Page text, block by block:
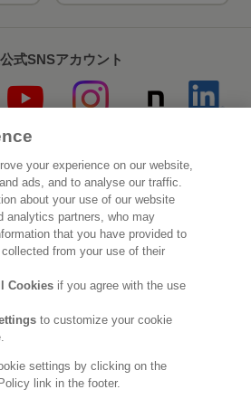
式SNSアカウント
花王について
イノベーション
投資家情報
採用情報
リティ 個人情報保護方針
your experience on our website,
ads, and to analyse our traffic.
about your use of our website
analytics partners, who may
that you have provided to
from your use of their
Cookies if you agree with the use
to customize your cookie
settings by clicking on the
link in the footer.